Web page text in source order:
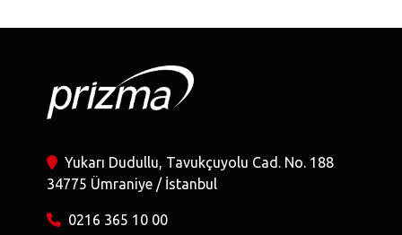
Yukarı Dudullu, Tavukçuyolu Cad. No. 188
34775 Ümraniye / İstanbul
0216 365 10 00